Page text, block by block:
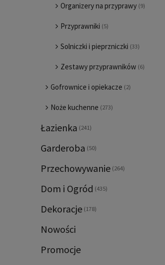
Organizery na przyprawy (9)
Przyprawniki (5)
Solniczki i pieprzniczki (33)
Zestawy przyprawników (6)
Gofrownice i opiekacze (2)
Noże kuchenne (273)
Łazienka (241)
Garderoba (50)
Przechowywanie (264)
Dom i Ogród (435)
Dekoracje (178)
Nowości
Promocje